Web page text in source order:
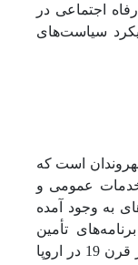
اجتماعی در
سیاست‌های
است که
خدمات عمومی و
به وجود آمده
تأمین
اجتماعی مبتنی بر بیمه اجباری در اواخر قرن 19 در اروپا